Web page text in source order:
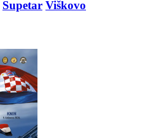
Supetar Viškovo